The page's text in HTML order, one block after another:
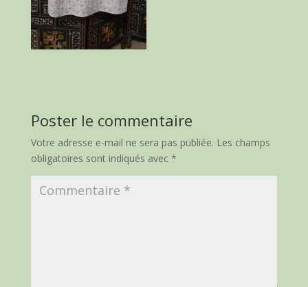
Poster le commentaire
Votre adresse e-mail ne sera pas publiée. Les champs
obligatoires sont indiqués avec *